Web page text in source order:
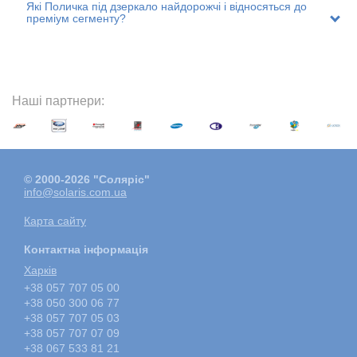
Які Поличка під дзеркало найдорожчі і відносяться до
преміум сегменту?
Наші партнери:
© 2000-2026 "Соляріс"
info@solaris.com.ua
Карта сайту
Контактна інформація
Харкiв
+38 057 707 05 00
+38 050 300 06 77
+38 057 707 05 03
+38 057 707 07 09
+38 067 533 81 21